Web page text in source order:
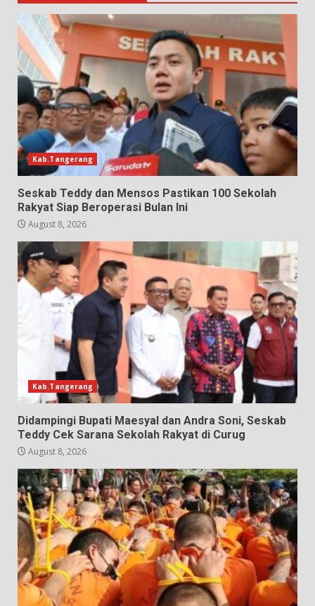
Kab.Tangerang
Seskab Teddy dan Mensos Pastikan 100 Sekolah
Rakyat Siap Beroperasi Bulan Ini
August 8, 2026
Kab.Tangerang
Didampingi Bupati Maesyal dan Andra Soni, Seskab
Teddy Cek Sarana Sekolah Rakyat di Curug
August 8, 2026